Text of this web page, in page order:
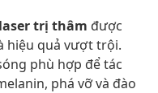
laser trị thâm được
hiệu quả vượt trội.
phù hợp để tác
phá vỡ và đào